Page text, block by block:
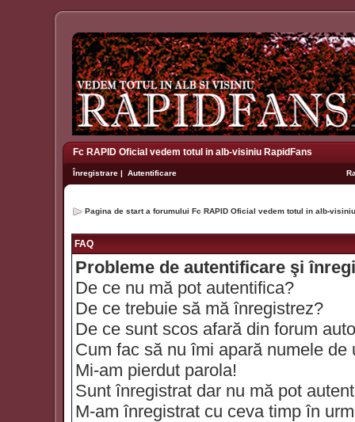
Fc RAPID Oficial vedem totul in alb-visiniu RapidFans
Înregistrare | Autentificare
Pagina de start a forumului Fc RAPID Oficial vedem totul in alb-
FAQ
Probleme de autentificare şi
De ce nu mă pot autentifica?
De ce trebuie să mă înregistrez?
De ce sunt scos afară din forum
Cum fac să nu îmi apară numele
Mi-am pierdut parola!
Sunt înregistrat dar nu mă pot
M-am înregistrat cu ceva timp în